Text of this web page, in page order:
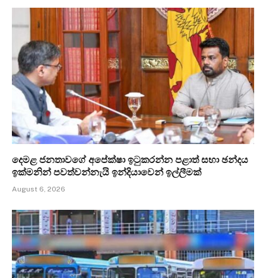
දෙමළ ජනතාවගේ අපේක්ෂා ඉටුකරන්න පළාත් සභා ඡන්දය
ඉක්මනින් පවත්වන්නැයි ඉන්දියාවෙන් ඉල්ලීමක්
August 6, 2026